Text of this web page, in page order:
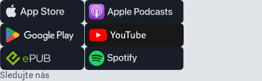
Sledujte nás